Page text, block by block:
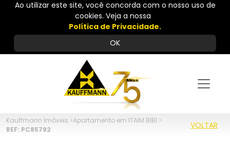
Ao utilizar este site, você concorda com o nosso uso de
cookies. Veja a nossa
Política de Privacidade.
OK
Kauffmann Imóveis >Apartamento em ITAIM BIBI >
REF: PC85792
VOLTAR